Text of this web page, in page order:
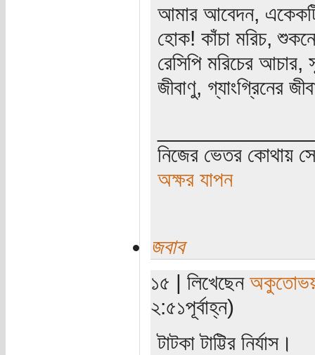
আমার আবেদন, একেকটি
হোক! কাঁচা মরিচ, শুকনো
রেসিপি মরিচের আচার,
জীবাণু, গ্যাংগ্রিনের
নিজের ভেতর কোথায়
অক্ষর যাপন
জবাব
১৫ | লিখেছেন অকুতোভয়
২:৫১পূর্বাহ্ন)
টাটকা টাট্টির নির্যাস।